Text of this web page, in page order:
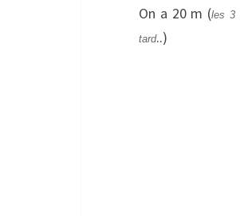
On a 20 m (les 3
tard..)